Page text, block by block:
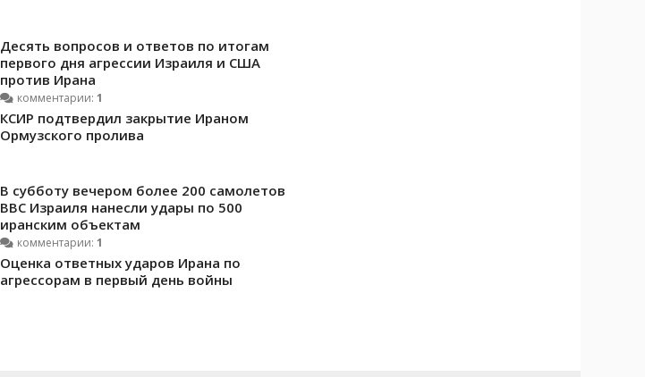
Десять вопросов и ответов по итогам
первого дня агрессии Израиля и США
против Ирана
комментарии: 1
КСИР подтвердил закрытие Ираном
Ормузского пролива
В субботу вечером более 200 самолетов
ВВС Израиля нанесли удары по 500
иранским объектам
комментарии: 1
Оценка ответных ударов Ирана по
агрессорам в первый день войны